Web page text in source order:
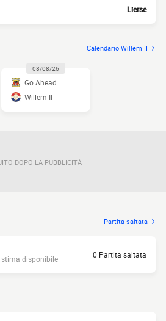
Lierse
Calendario Willem II
08/08/26
Go Ahead
Willem II
DOPO LA PUBBLICITÀ
Partita saltata
disponibile
0 Partita saltata